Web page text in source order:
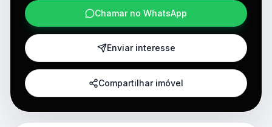
Chamar no WhatsApp
Enviar interesse
Compartilhar imóvel